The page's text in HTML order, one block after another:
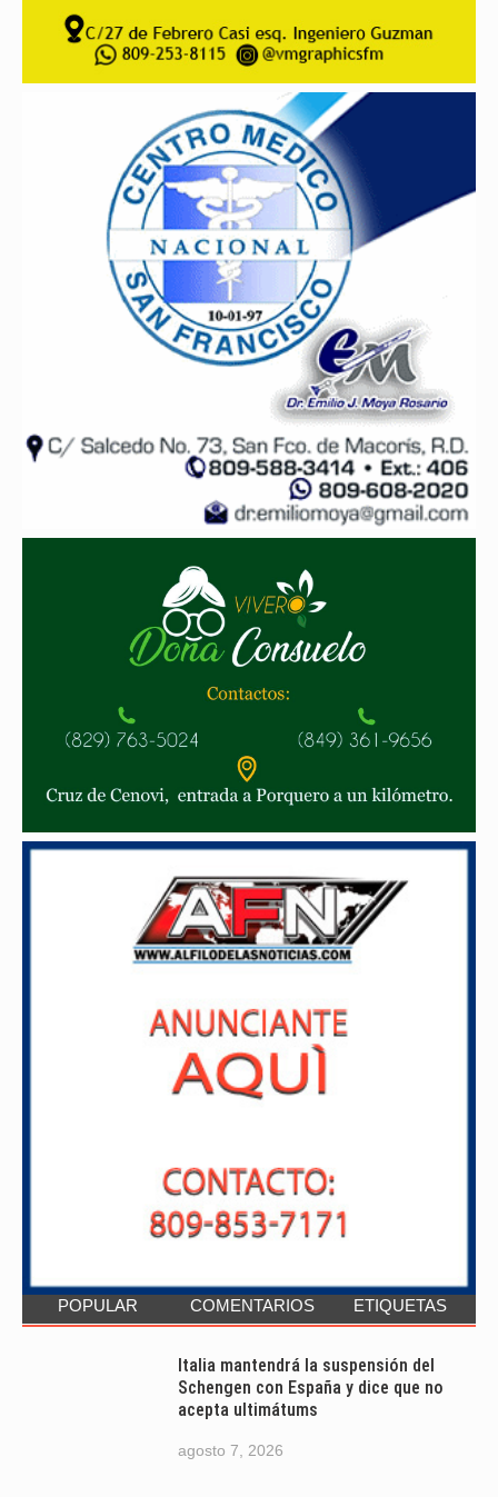
POPULAR COMENTARIOS ETIQUETAS
Italia mantendrá la suspensión del
Schengen con España y dice que no
acepta ultimátums
agosto 7, 2026